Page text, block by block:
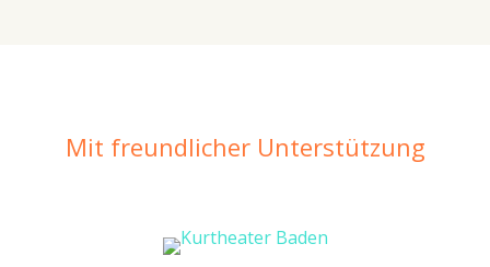
Mit freundlicher Unterstützung